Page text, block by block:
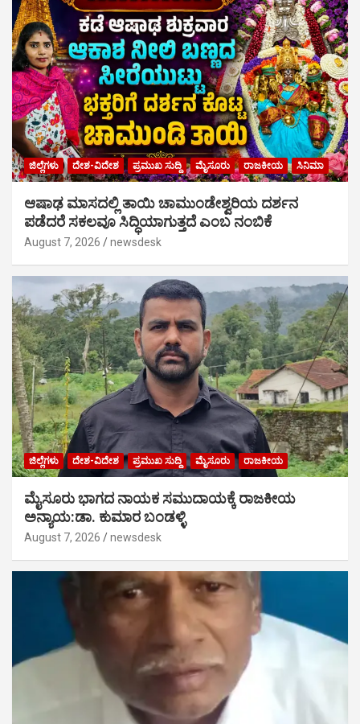
ಜಿಲ್ಲೆಗಳು ದೇಶ-ವಿದೇಶ ಪ್ರಮುಖ ಸುದ್ದಿ ಮೈಸೂರು ರಾಜಕೀಯ ಸಿನಿಮಾ
ಆಷಾಢ ಮಾಸದಲ್ಲಿ ತಾಯಿ ಚಾಮುಂಡೇಶ್ವರಿಯ ದರ್ಶನ
ಪಡೆದರೆ ಸಕಲವೂ ಸಿದ್ಧಿಯಾಗುತ್ತದೆ ಎಂಬ ನಂಬಿಕೆ
August 7, 2026 newsdesk
ಜಿಲ್ಲೆಗಳು ದೇಶ-ವಿದೇಶ ಪ್ರಮುಖ ಸುದ್ದಿ ಮೈಸೂರು ರಾಜಕೀಯ
ಮೈಸೂರು ಭಾಗದ ನಾಯಕ ಸಮುದಾಯಕ್ಕೆ ರಾಜಕೀಯ
ಅನ್ಯಾಯ:ಡಾ. ಕುಮಾರ ಬಂಡಳ್ಳಿ
August 7, 2026 newsdesk